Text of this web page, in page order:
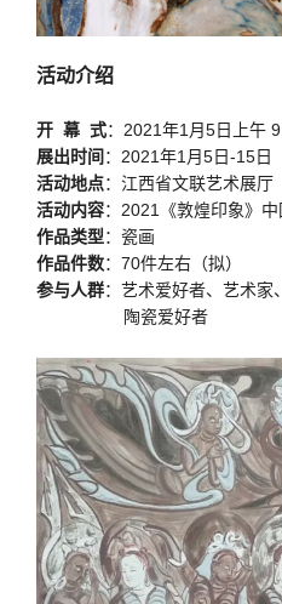
活动介绍
开 幕 式：2021年1月5日上午
展出时间 ：2021年1月5日-15日
活动地点：江西省文联艺术展厅
活动内容：2021《敦煌印象》
作品类型：瓷画
作品件数：70件左右（拟）
参与人群：艺术爱好者、艺术家
陶瓷爱好者